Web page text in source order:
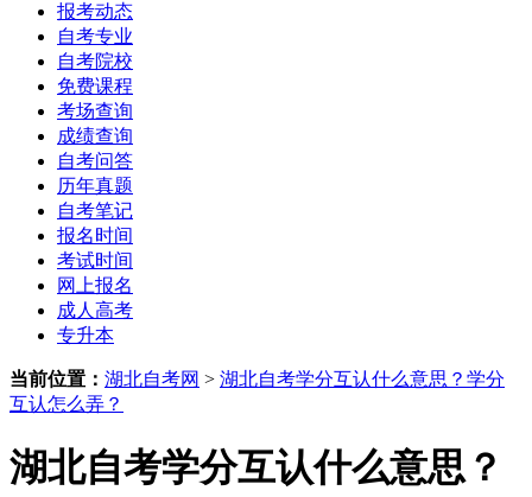
报考动态
自考专业
自考院校
免费课程
考场查询
成绩查询
自考问答
历年真题
自考笔记
报名时间
考试时间
网上报名
成人高考
专升本
当前位置： 湖北自考网 > 湖北自考学分互认什么意思？学分
互认怎么弄？
湖北自考学分互认什么意思？